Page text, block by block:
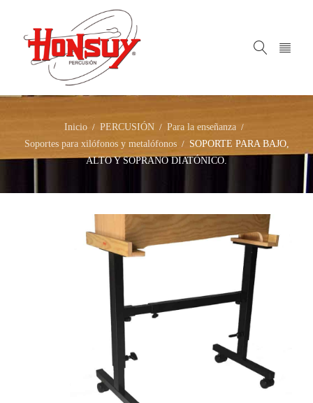
Inicio / PERCUSIÓN / Para la enseñanza /
Soportes para xilófonos y metalófonos /
SOPORTE PARA BAJO,
ALTO Y SOPRANO DIATÓNICO.